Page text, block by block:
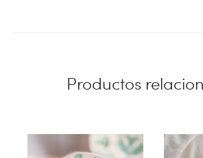
Productos